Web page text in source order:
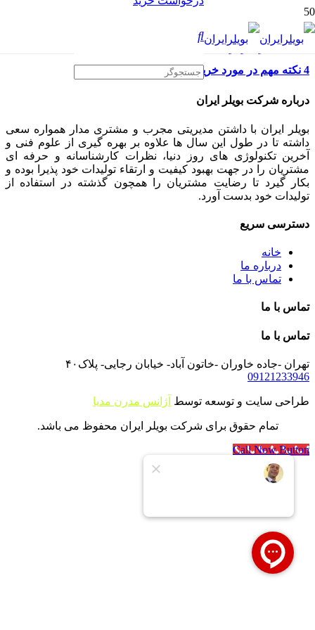
4 نکته مهم در مورد خرید دیگ بخار کارکرده
درباره شرکت بویلر ایران
بویلر ایران با داشتن مدیریتی مجرب و مشتری مدار همواره سعی
داشته تا در طول این سال ها علاوه بر بهره گیری از علوم فنی و
آخرین تکنولوژی های روز دنیا، نظرات کارشناسانه و حرفه ای
مشتریان را در جهت بهبود کیفیت و ارتقاء تولیدات خود پذیرا بوده و
بکار گیرد تا رضایت مشتریان را همچون گذشته در استفاده از
تولیدات خود بدست آورد.
دسترسی سریع
خانه
درباره ما
تماس با ما
تماس با ما
تماس با ما
تهران -جاده خاوران -خاتون آباد- خیابان رجایی- پلاک۴۰
09121233946
طراحی سایت و توسعه توسط آژانس مدرن مدیا
تمام حقوق برای شرکت بویلر ایران محفوظ می باشد.
Call Now Button